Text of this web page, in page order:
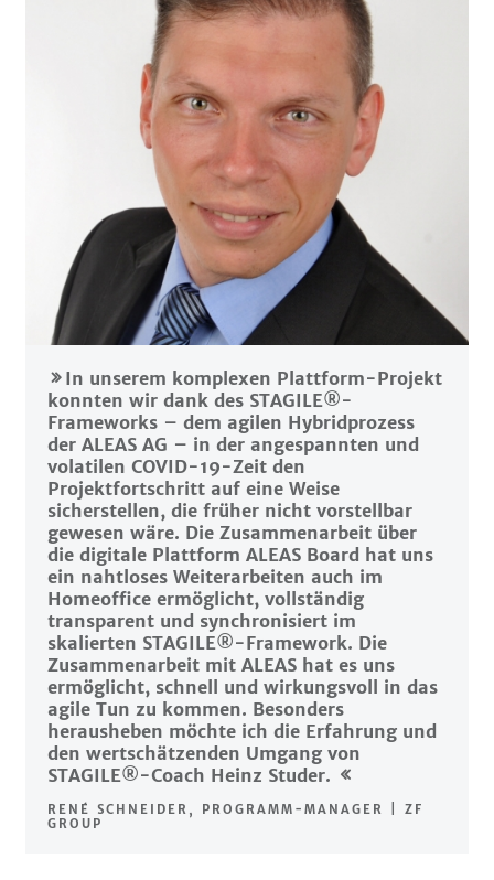
In unserem komplexen Plattform-Projekt
konnten wir dank des STAGILE®-
Frameworks – dem agilen Hybridprozess
der ALEAS AG – in der angespannten und
volatilen COVID-19-Zeit den
Projektfortschritt auf eine Weise
sicherstellen, die früher nicht vorstellbar
gewesen wäre. Die Zusammenarbeit über
die digitale Plattform ALEAS Board hat uns
ein nahtloses Weiterarbeiten auch im
Homeoffice ermöglicht, vollständig
transparent und synchronisiert im
skalierten STAGILE®-Framework. Die
Zusammenarbeit mit ALEAS hat es uns
ermöglicht, schnell und wirkungsvoll in das
agile Tun zu kommen. Besonders
herausheben möchte ich die Erfahrung und
den wertschätzenden Umgang von
STAGILE®-Coach Heinz Studer.
RENÉ SCHNEIDER, PROGRAMM-MANAGER | ZF
GROUP